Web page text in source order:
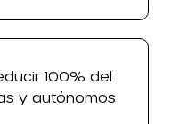
100% del
y autónomos